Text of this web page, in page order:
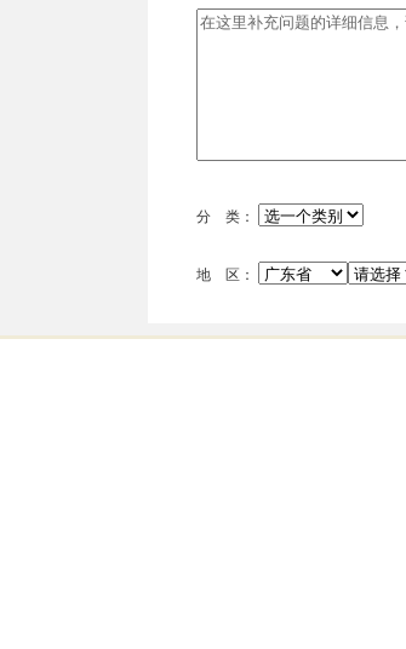
分 类：
地 区：